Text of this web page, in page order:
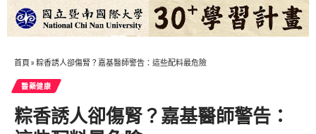
首頁 » 粽香誘人卻傷腎？嘉基醫師警告：這些配料最危險
醫藥健康
粽香誘人卻傷腎？嘉基醫師警告：